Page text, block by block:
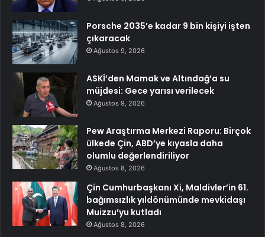
Porsche 2035’e kadar 9 bin kişiyi işten
çıkaracak
Ağustos 9, 2026
ASKİ’den Mamak ve Altındağ’a su
müjdesi: Gece yarısı verilecek
Ağustos 9, 2026
Pew Araştırma Merkezi Raporu: Birçok
ülkede Çin, ABD’ye kıyasla daha
olumlu değerlendiriliyor
Ağustos 8, 2026
Çin Cumhurbaşkanı Xi, Maldivler’in 61.
bağımsızlık yıldönümünde mevkidaşı
Muizzu’yu kutladı
Ağustos 8, 2026